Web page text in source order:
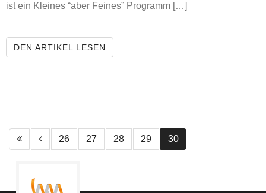
ist ein Kleines “aber Feines” Programm […]
DEN ARTIKEL LESEN
Erste Seite
1 Seite Zurück
26 27 28 29 30